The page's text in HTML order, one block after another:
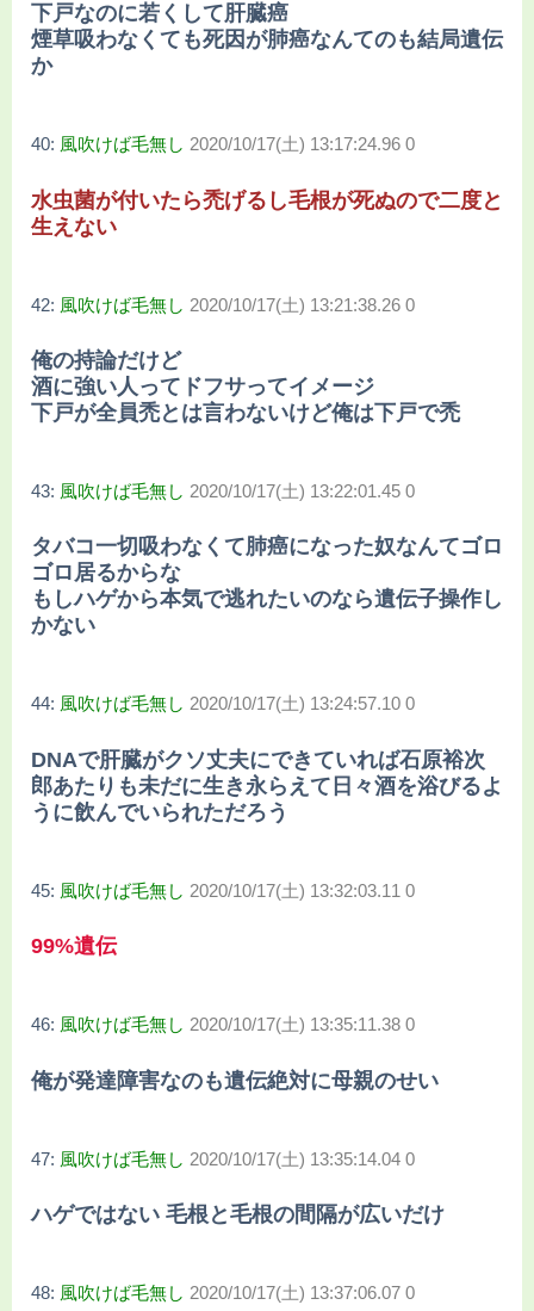
下戸なのに若くして肝臓癌
煙草吸わなくても死因が肺癌なんてのも結局遺伝
か
40: 風吹けば毛無し 2020/10/17(土) 13:17:24.96 0
水虫菌が付いたら禿げるし毛根が死ぬので二度と
生えない
42: 風吹けば毛無し 2020/10/17(土) 13:21:38.26 0
俺の持論だけど
酒に強い人ってドフサってイメージ
下戸が全員禿とは言わないけど俺は下戸で禿
43: 風吹けば毛無し 2020/10/17(土) 13:22:01.45 0
タバコ一切吸わなくて肺癌になった奴なんてゴロ
ゴロ居るからな
もしハゲから本気で逃れたいのなら遺伝子操作し
かない
44: 風吹けば毛無し 2020/10/17(土) 13:24:57.10 0
DNAで肝臓がクソ丈夫にできていれば石原裕次
郎あたりも未だに生き永らえて日々酒を浴びるよ
うに飲んでいられただろう
45: 風吹けば毛無し 2020/10/17(土) 13:32:03.11 0
99%遺伝
46: 風吹けば毛無し 2020/10/17(土) 13:35:11.38 0
俺が発達障害なのも遺伝絶対に母親のせい
47: 風吹けば毛無し 2020/10/17(土) 13:35:14.04 0
ハゲではない 毛根と毛根の間隔が広いだけ
48: 風吹けば毛無し 2020/10/17(土) 13:37:06.07 0